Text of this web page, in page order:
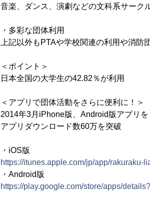
音楽、ダンス、演劇などの文科系サーク
・多彩な団体利用
上記以外もPTAや学校関連の利用や消
＜ポイント＞
日本全国の大学生の42.82％が利用
＜アプリで団体活動をさらに便利に！＞
2014年3月iPhone版、Android版アプリを
アプリダウンロード数60万を突破
・iOS版
https://itunes.apple.com/jp/app/rakuraku-
・Android版
https://play.google.com/store/apps/